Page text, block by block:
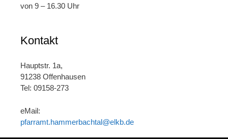
von 9 – 16.30 Uhr
Kontakt
Hauptstr. 1a,
91238 Offenhausen
Tel: 09158-273
eMail:
pfarramt.hammerbachtal@elkb.de